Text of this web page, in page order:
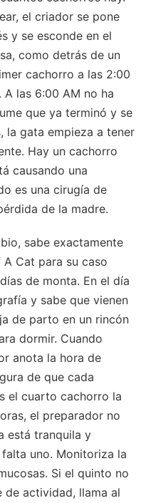
el criador se pone
y se esconde en el
como detrás de un
cachorro a las 2:00
A las 6:00 AM no ha
que ya terminó y se
la gata empieza a tener
Hay un cachorro
causando una
es una cirugía de
de la madre.
sabe exactamente
Cat para su caso
de monta. En el día
y sabe que vienen
de parto en un rincón
dormir. Cuando
anota la hora de
de que cada
el cuarto cachorro la
el preparador no
está tranquila y
uno. Monitoriza la
Si el quinto no
de actividad, llama al